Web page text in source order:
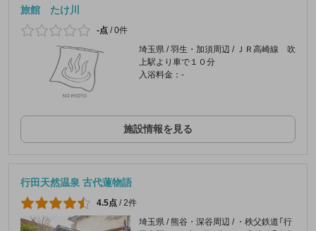
旅館 たけ川
-点 /0件
埼玉県 / 羽生・加須周辺 / ＪＲ高崎線 吹
上駅より車で１０分
入浴料金：-
施設情報を見る
行田天然温泉 古代蓮物語
4.5点 /2件
埼玉県 / 熊谷・深谷周辺 / ・秩父鉄道「行